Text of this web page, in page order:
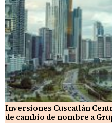
Inversiones Cuscatlán
de cambio de nombre a